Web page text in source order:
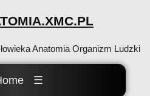
Anatomia Organizm Ludzki
☰